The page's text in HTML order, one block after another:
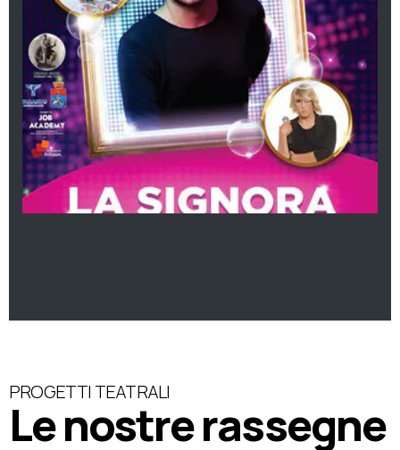
PROGETTI TEATRALI
Le nostre rassegne